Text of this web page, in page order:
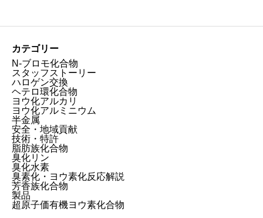
カテゴリー
N-ブロモ化合物
スタッフストーリー
ハロゲン交換
ヘテロ環化合物
ヨウ化アルカリ
ヨウ化アルミニウム
半金属
安全・地域貢献
技術・特許
脂肪族化合物
臭化リン
臭化水素
臭素化・ヨウ素化反応解説
芳香族化合物
製品
超原子価有機ヨウ素化合物